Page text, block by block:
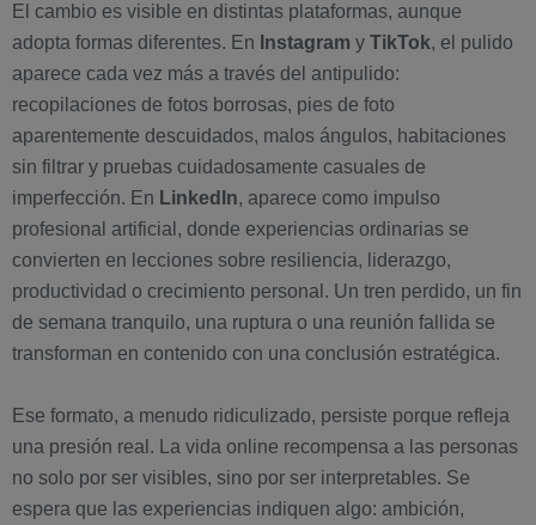
El cambio es visible en distintas plataformas, aunque
adopta formas diferentes. En Instagram y TikTok, el pulido
aparece cada vez más a través del antipulido:
recopilaciones de fotos borrosas, pies de foto
aparentemente descuidados, malos ángulos, habitaciones
sin filtrar y pruebas cuidadosamente casuales de
imperfección. En LinkedIn, aparece como impulso
profesional artificial, donde experiencias ordinarias se
convierten en lecciones sobre resiliencia, liderazgo,
productividad o crecimiento personal. Un tren perdido, un fin
de semana tranquilo, una ruptura o una reunión fallida se
transforman en contenido con una conclusión estratégica.
Ese formato, a menudo ridiculizado, persiste porque refleja
una presión real. La vida online recompensa a las personas
no solo por ser visibles, sino por ser interpretables. Se
espera que las experiencias indiquen algo: ambición,